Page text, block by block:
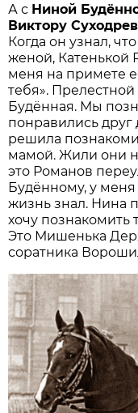
А с Ниной
Виктору
Когда он узнал,
женой, Катенькой
меня на примете
тебя».
Будённая. Мы
понравились друг
решила
мамой. Жили они
это Романов
Будённому, у
жизнь знал. Нина
хочу познакомить
Это Мишенька
соратника